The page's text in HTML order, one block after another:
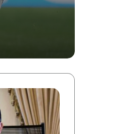
لـ”ماعت”